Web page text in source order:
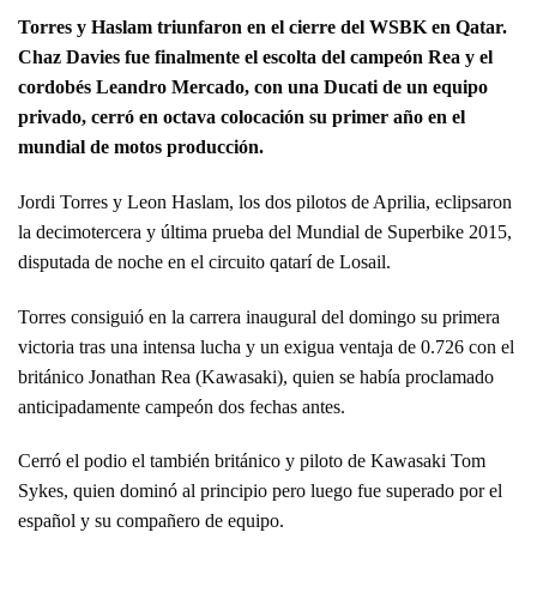
Torres y Haslam triunfaron en el cierre del WSBK en Qatar.
Chaz Davies fue finalmente el escolta del campeón Rea y el
cordobés Leandro Mercado, con una Ducati de un equipo
privado, cerró en octava colocación su primer año en el
mundial de motos producción.
Jordi Torres y Leon Haslam, los dos pilotos de Aprilia, eclipsaron
la decimotercera y última prueba del Mundial de Superbike 2015,
disputada de noche en el circuito qatarí de Losail.
Torres consiguió en la carrera inaugural del domingo su primera
victoria tras una intensa lucha y un exigua ventaja de 0.726 con el
británico Jonathan Rea (Kawasaki), quien se había proclamado
anticipadamente campeón dos fechas antes.
Cerró el podio el también británico y piloto de Kawasaki Tom
Sykes, quien dominó al principio pero luego fue superado por el
español y su compañero de equipo.